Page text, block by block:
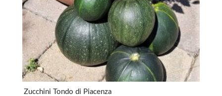
Zucchini Tondo di Piacenza